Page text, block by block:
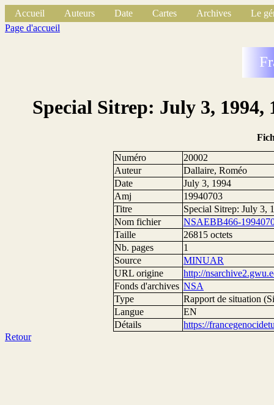
Accueil Auteurs Date Cartes Archives
Le
Page d'accueil
Special Sitrep: July 3,
Numéro
20002
Auteur
Dallaire, Roméo
Date
July 3, 1994
Amj
19940703
Titre
Special Sitrep: July 3,
Nom fichier
NSAEBB466-
Taille
26815 octets
Nb. pages
1
Source
MINUAR
URL origine
http://
Fonds d'archives NSA
Type
Rapport de situation
Langue
EN
Détails
https://
Retour